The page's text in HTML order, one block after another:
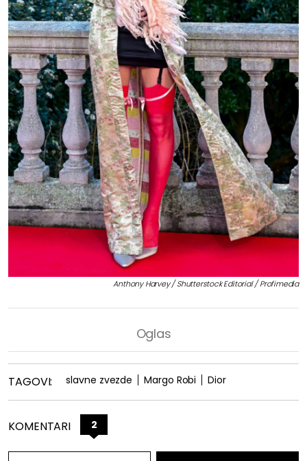
Anthony Harvey / Shutterstock Editorial / Profimedia
TAGOVI: slavne zvezde Margo Robi Dior
KOMENTARI 2